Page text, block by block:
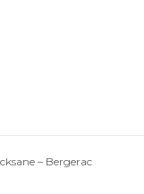
– Bergerac